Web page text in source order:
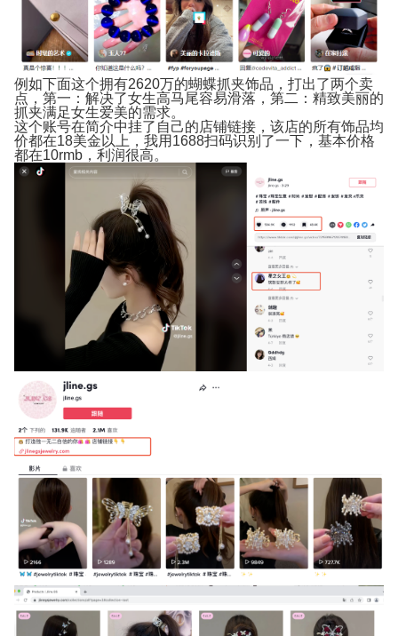
例如下面这个拥有2620万的蝴蝶抓夹饰品，打出了两个卖
点，第一：解决了女生高马尾容易滑落，第二：精致美丽的
抓夹满足女生爱美的需求。
这个账号在简介中挂了自己的店铺链接，该店的所有饰品均
价都在18美金以上，我用1688扫码识别了一下，基本价格
都在10rmb，利润很高。